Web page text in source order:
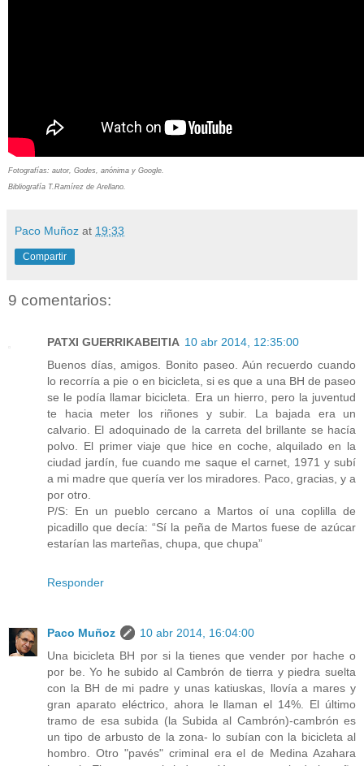
Fotografías: autor, Godes, anónima y Google.
Bibliografía T.Ramírez de Arellano.
Paco Muñoz at 19:33
Compartir
9 comentarios:
PATXI GUERRIKABEITIA 10 abr 2014, 12:35:00
Buenos días, amigos. Bonito paseo. Aún recuerdo cuando
lo recorría a pie o en bicicleta, si es que a una BH de paseo
se le podía llamar bicicleta. Era un hierro, pero la juventud
te hacia meter los riñones y subir. La bajada era un
calvario. El adoquinado de la carreta del brillante se hacía
polvo. El primer viaje que hice en coche, alquilado en la
ciudad jardín, fue cuando me saque el carnet, 1971 y subí
a mi madre que quería ver los miradores. Paco, gracias, y a
por otro.
P/S: En un pueblo cercano a Martos oí una coplilla de
picadillo que decía: “Sí la peña de Martos fuese de azúcar
estarían las marteñas, chupa, que chupa”
Responder
Paco Muñoz
10 abr 2014, 16:04:00
Una bicicleta BH por si la tienes que vender por hache o
por be. Yo he subido al Cambrón de tierra y piedra suelta
con la BH de mi padre y unas katiuskas, llovía a mares y
gran aparato eléctrico, ahora le llaman el 14%. El último
tramo de esa subida (la Subida al Cambrón)-cambrón es
un tipo de arbusto de la zona- lo subían con la bicicleta al
hombro. Otro "pavés" criminal era el de Medina Azahara